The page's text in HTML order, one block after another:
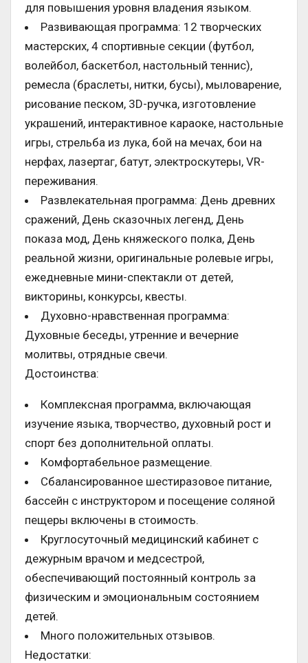
для повышения уровня владения языком.
Развивающая программа: 12 творческих
мастерских, 4 спортивные секции (футбол,
волейбол, баскетбол, настольный теннис),
ремесла (браслеты, нитки, бусы), мыловарение,
рисование песком, 3D-ручка, изготовление
украшений, интерактивное караоке, настольные
игры, стрельба из лука, бой на мечах, бои на
нерфах, лазертаг, батут, электроскутеры, VR-
переживания.
Развлекательная программа: День древних
сражений, День сказочных легенд, День
показа мод, День княжеского полка, День
реальной жизни, оригинальные ролевые игры,
ежедневные мини-спектакли от детей,
викторины, конкурсы, квесты.
Духовно-нравственная программа:
Духовные беседы, утренние и вечерние
молитвы, отрядные свечи.
Достоинства:
Комплексная программа, включающая
изучение языка, творчество, духовный рост и
спорт без дополнительной оплаты.
Комфортабельное размещение.
Сбалансированное шестиразовое питание,
бассейн с инструктором и посещение соляной
пещеры включены в стоимость.
Круглосуточный медицинский кабинет с
дежурным врачом и медсестрой,
обеспечивающий постоянный контроль за
физическим и эмоциональным состоянием
детей.
Много положительных отзывов.
Недостатки: